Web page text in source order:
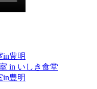
in豊明
in いしき食堂
in豊明